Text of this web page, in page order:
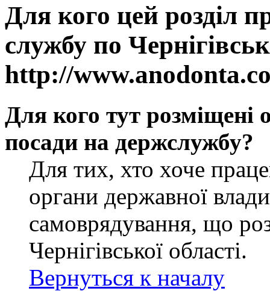
Для кого цей розділ
службу по
http://
Для кого тут розміщені
посади на держслужбу?
Для тих, хто хоче
органи державної
самоврядування, що
Чернігівської області.
Вернуться к началу